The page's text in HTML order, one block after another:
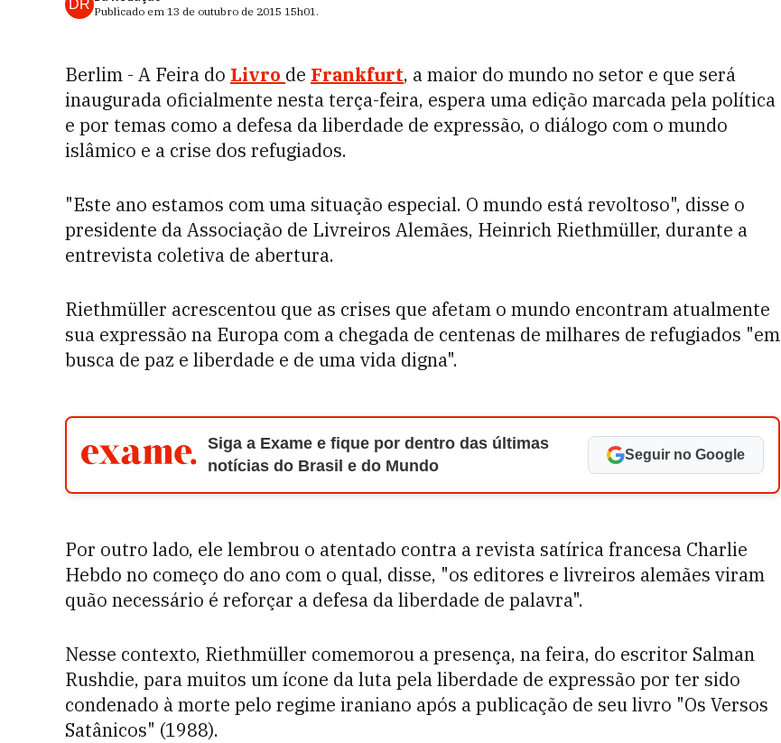
DR Publicado em 13 de outubro de 2015 15h01.
Berlim - A Feira do Livro de Frankfurt, a maior do mundo no setor e que será
inaugurada oficialmente nesta terça-feira, espera uma edição marcada pela política
e por temas como a defesa da liberdade de expressão, o diálogo com o mundo
islâmico e a crise dos refugiados.
"Este ano estamos com uma situação especial. O mundo está revoltoso", disse o
presidente da Associação de Livreiros Alemães, Heinrich Riethmüller, durante a
entrevista coletiva de abertura.
Riethmüller acrescentou que as crises que afetam o mundo encontram atualmente
sua expressão na Europa com a chegada de centenas de milhares de refugiados "em
busca de paz e liberdade e de uma vida digna".
Siga a Exame e fique por dentro das últimas
notícias do Brasil e do Mundo
Seguir no Google
Por outro lado, ele lembrou o atentado contra a revista satírica francesa Charlie
Hebdo no começo do ano com o qual, disse, "os editores e livreiros alemães viram
quão necessário é reforçar a defesa da liberdade de palavra".
Nesse contexto, Riethmüller comemorou a presença, na feira, do escritor Salman
Rushdie, para muitos um ícone da luta pela liberdade de expressão por ter sido
condenado à morte pelo regime iraniano após a publicação de seu livro "Os Versos
Satânicos" (1988).